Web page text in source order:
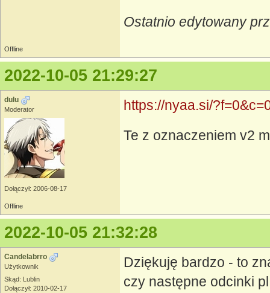
Ostatnio edytowany
Offline
2022-10-05 21:29:27
dulu
Moderator
Dołączył: 2006-08-17
https://nyaa.si/
Te z oznaczeniem v2
Offline
2022-10-05 21:32:28
Candelabrro
Użytkownik
Skąd: Lublin
Dołączył: 2010-02-17
Dziękuję bardzo - to
czy następne odcinki